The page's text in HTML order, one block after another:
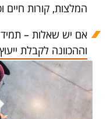
המלצות, קורות חיים
אם יש שאלות –
וההכוונה לקבלת